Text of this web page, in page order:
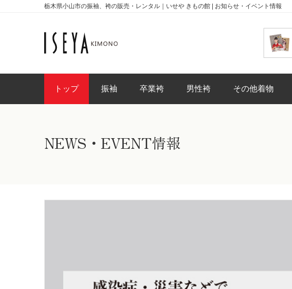
栃木県小山市の振袖、袴の販売・レンタル｜いせや きもの館 | お知らせ・イベント情報
トップ 振袖 卒業袴 男性袴 その他着物
NEWS・EVENT情報